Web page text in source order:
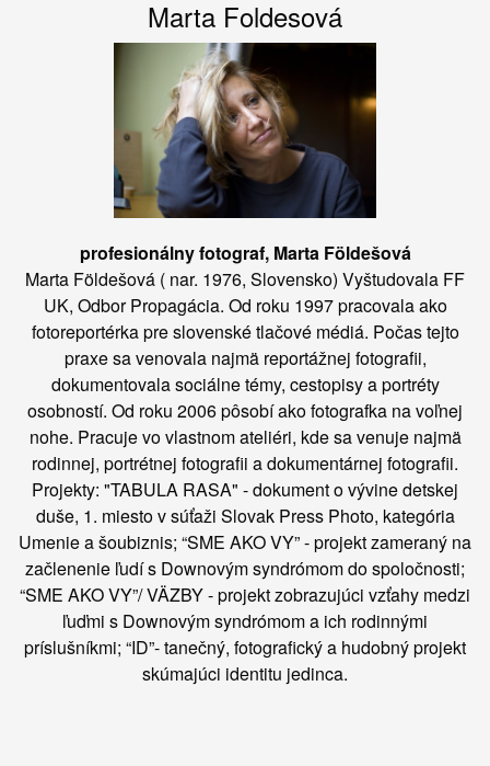
Marta Foldesová
profesionálny fotograf, Marta Földešová
Marta Földešová ( nar. 1976, Slovensko) Vyštudovala FF
UK, Odbor Propagácia. Od roku 1997 pracovala ako
fotoreportérka pre slovenské tlačové médiá. Počas tejto
praxe sa venovala najmä reportážnej fotografii,
dokumentovala sociálne témy, cestopisy a portréty
osobností. Od roku 2006 pôsobí ako fotografka na voľnej
nohe. Pracuje vo vlastnom ateliéri, kde sa venuje najmä
rodinnej, portrétnej fotografii a dokumentárnej fotografii.
Projekty: "TABULA RASA" - dokument o vývine detskej
duše, 1. miesto v súťaži Slovak Press Photo, kategória
Umenie a šoubiznis; “SME AKO VY” - projekt zameraný na
začlenenie ľudí s Downovým syndrómom do spoločnosti;
“SME AKO VY”/ VÄZBY - projekt zobrazujúci vzťahy medzi
ľuďmi s Downovým syndrómom a ich rodinnými
príslušníkmi; “ID”- tanečný, fotografický a hudobný projekt
skúmajúci identitu jedinca.